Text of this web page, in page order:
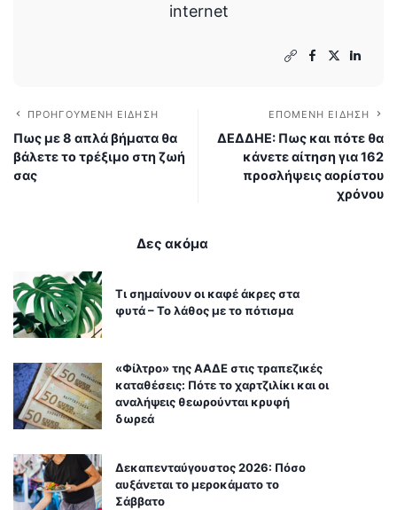
internet
ΠΡΟΗΓΟΎΜΕΝΗ ΕΊΔΗΣΗ
Πως με 8 απλά βήματα θα
βάλετε το τρέξιμο στη ζωή
σας
ΕΠΌΜΕΝΗ ΕΊΔΗΣΗ
ΔΕΔΔΗΕ: Πως και πότε θα
κάνετε αίτηση για 162
προσλήψεις αορίστου
χρόνου
Δες ακόμα
Τι σημαίνουν οι καφέ άκρες στα
φυτά – Το λάθος με το πότισμα
«Φίλτρο» της ΑΑΔΕ στις τραπεζικές
καταθέσεις: Πότε το χαρτζιλίκι και οι
αναλήψεις θεωρούνται κρυφή
δωρεά
Δεκαπενταύγουστος 2026: Πόσο
αυξάνεται το μεροκάματο το
Σάββατο